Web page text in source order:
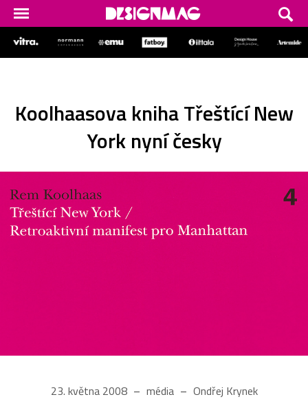
Koolhaasova kniha Třeštící New
York nyní česky
23. května 2008 média Ondřej Krynek